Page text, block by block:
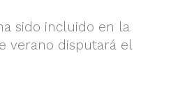
sido incluido en la
verano disputará el